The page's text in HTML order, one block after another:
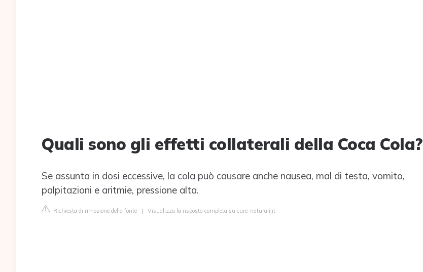
Quali sono gli effetti collaterali della Coca Cola?
Se assunta in dosi eccessive, la cola può causare anche nausea, mal di testa, vomito,
palpitazioni e aritmie, pressione alta.
Richiesta di rimozione della fonte | Visualizza la risposta completa su cure-naturali.it